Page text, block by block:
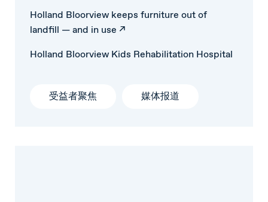
Holland Bloorview keeps furniture out of
landfill — and in use ↗
Holland Bloorview Kids Rehabilitation Hospital
受益者聚焦 媒体报道